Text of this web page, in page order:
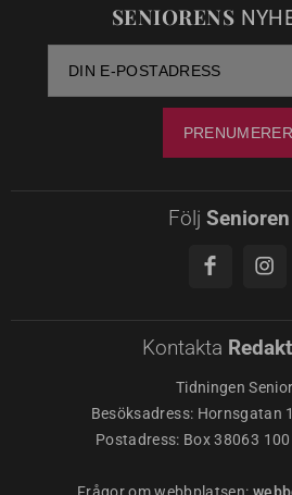
SENIORENS
Följ Senioren
Kontakta
Tidningen
Besöksadress: Hornsgatan
Postadress: Box 38063
Frågor om webbplatsen: